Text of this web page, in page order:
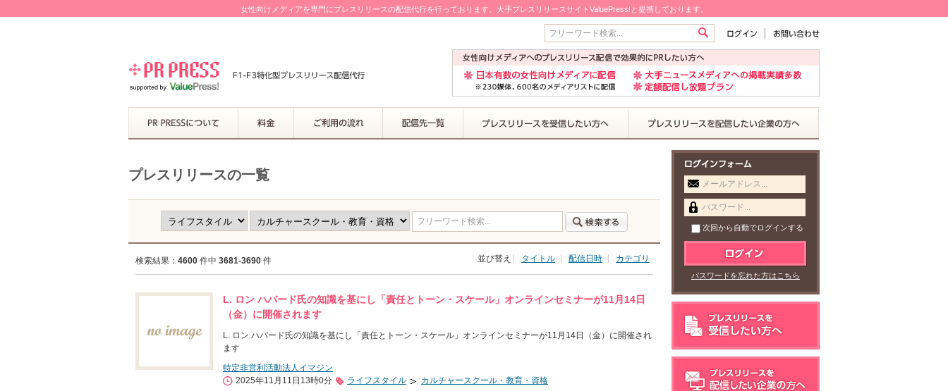
女性向けメディアを専門にプレスリリースの配信代行を行っております。大手プレスリリースサイトValuePress!と提携しております。
フリーワード検索...
プレスリリースの一覧
フリーワード検索...
検索結果： 4600 件中 3681-3690 件 並び替え タイトル 配信日時 カテゴリ
L. ロン ハバード氏の知識を基にし「責任とトーン・スケール」オンラインセミナーが11月14日
（金）に開催されます
L. ロン ハバード氏の知識を基にし「責任とトーン・スケール」オンラインセミナーが11月14日（金）に開催され
ます
特定非営利活動法人イマジン
2025年11月11日13時0分
ライフスタイル カルチャースクール・教育・資格
メールアドレス...
パスワード...
次回から自動でログインする
パスワードを忘れた方はこちら